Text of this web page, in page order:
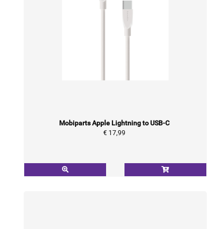
Mobiparts Apple Lightning to USB-C
€ 17,99